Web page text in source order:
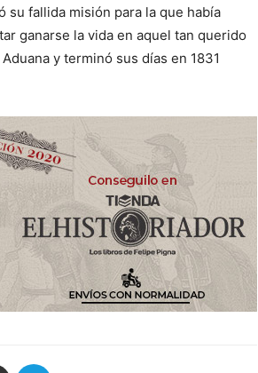
su fallida misión para la que había
ganarse la vida en aquel tan querido
y terminó sus días en 1831